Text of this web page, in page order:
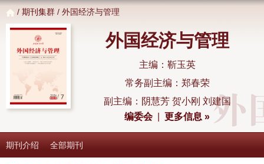
/ 期刊集群 / 外国经济与管理
外国经济与管理
主编：靳玉英
常务副主编：郑春荣
副主编：阴慧芳 贺小刚 刘建国
编委会|更多信息 »
期刊介绍 全部期刊